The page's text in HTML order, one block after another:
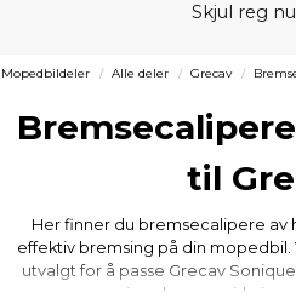
Skjul reg
Mopedbildeler Alle deler Grecav
til
Her finner du bremsecalipere av
effektiv bremsing på din
utvalgt for å passe Grecav
jevn bremsevirkning